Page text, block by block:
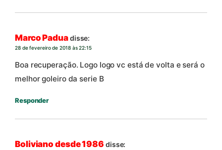
Marco Paduadisse:
28 de fevereiro de 2018 às 22:15
Boa recuperação. Logo logo vc está de volta e será o
melhor goleiro da serie B
Responder
Boliviano desde 1986 disse: